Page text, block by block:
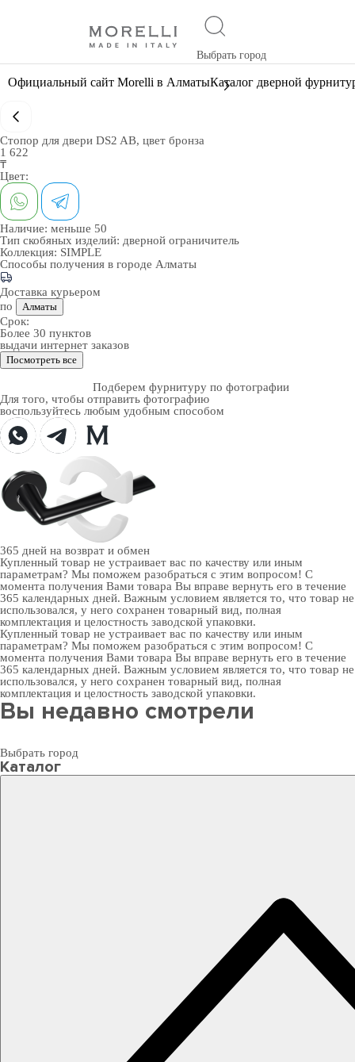
Выбрать город
Официальный сайт Morelli в АлматыКаталог дверной
Стопор для двери DS2 AB, цвет бронза
1 622
₸
Цвет:
Наличие: меньше 50
Тип скобяных изделий: дверной ограничитель
Коллекция: SIMPLE
Способы получения в городе Алматы
Доставка курьером
по
Алматы
Срок:
Более 30 пунктов
выдачи интернет заказов
Посмотреть все
Подберем фурнитуру по фотографии
Для того, чтобы отправить фотографию
воспользуйтесь любым удобным способом
365 дней на возврат и обмен
Купленный товар не устраивает вас по качеству или иным
параметрам? Мы поможем разобраться с этим вопросом! С
момента получения Вами товара Вы вправе вернуть его в течение
365 календарных дней. Важным условием является то, что товар не
использовался, у него сохранен товарный вид, полная
комплектация и целостность заводской упаковки.
Купленный товар не устраивает вас по качеству или иным
параметрам? Мы поможем разобраться с этим вопросом! С
момента получения Вами товара Вы вправе вернуть его в течение
365 календарных дней. Важным условием является то, что товар не
использовался, у него сохранен товарный вид, полная
комплектация и целостность заводской упаковки.
Вы недавно смотрели
Выбрать город
Каталог